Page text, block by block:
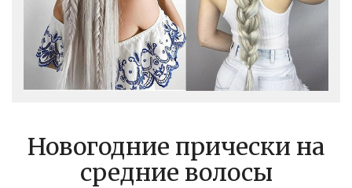
Новогодние прически на
средние волосы